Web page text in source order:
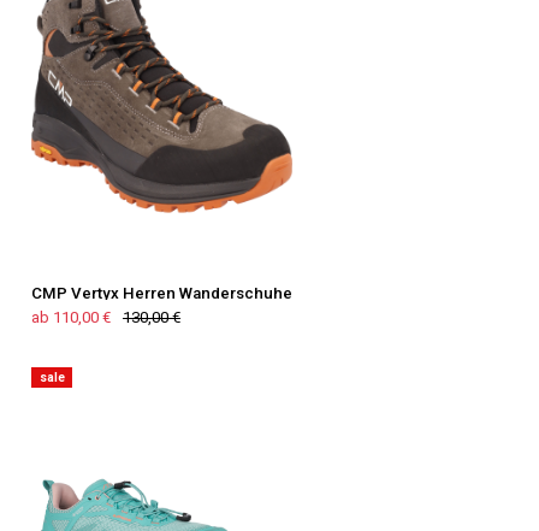
CMP Vertyx Herren Wanderschuhe
ab 110,00 €
130,00 €
sale